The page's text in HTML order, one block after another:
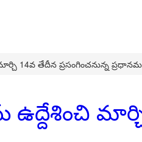
14వ తేదీన ప్రసంగించనున్న
ఉద్దేశించి